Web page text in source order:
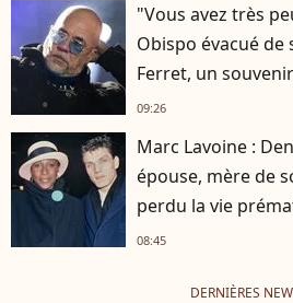
"Vous avez très
Obispo évacué de
Ferret, un
09:26
Marc Lavoine :
épouse, mère de
perdu la vie
08:45
DERNIÈRES